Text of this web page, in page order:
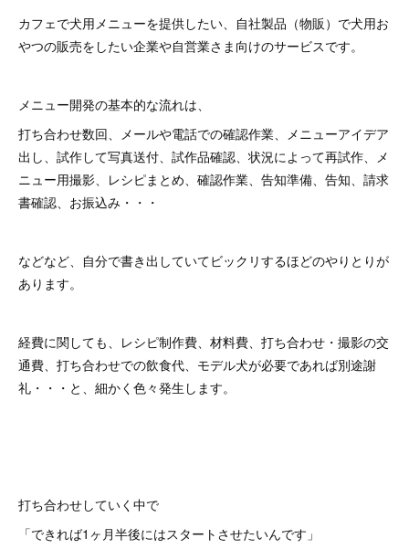
カフェで犬用メニューを提供したい、自社製品（物販）で犬用お
やつの販売をしたい企業や自営業さま向けのサービスです。
メニュー開発の基本的な流れは、
打ち合わせ数回、メールや電話での確認作業、メニューアイデア
出し、試作して写真送付、試作品確認、状況によって再試作、メ
ニュー用撮影、レシピまとめ、確認作業、告知準備、告知、請求
書確認、お振込み・・・
などなど、自分で書き出していてビックリするほどのやりとりが
あります。
経費に関しても、レシピ制作費、材料費、打ち合わせ・撮影の交
通費、打ち合わせでの飲食代、モデル犬が必要であれば別途謝
礼・・・と、細かく色々発生します。
打ち合わせしていく中で
「できれば1ヶ月半後にはスタートさせたいんです」